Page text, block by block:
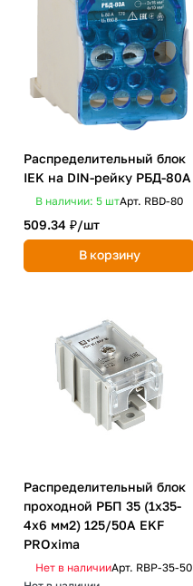
Распределительный блок
IEK на DIN-рейку РБД-80А
В наличии: 5 штАрт. RBD-80
509.34 ₽/шт
В корзину
Распределительный блок
проходной РБП 35 (1х35-
4х6 мм2) 125/50А EKF
PROxima
Нет в наличииАрт. RBP-35-50